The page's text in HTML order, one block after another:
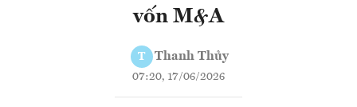
vốn M&A
T Thanh Thủy
07:20, 17/06/2026